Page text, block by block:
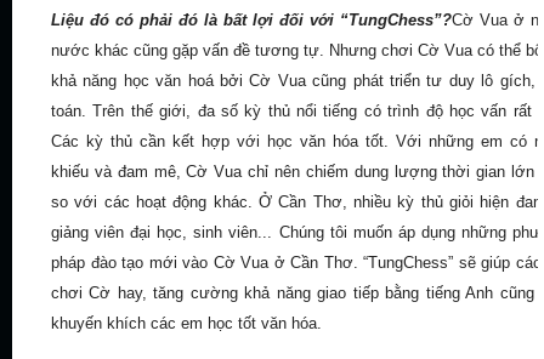
Liệu đó có phải đó là bất lợi đối với “TungChess”?Cờ Vua ở
nước khác cũng gặp vấn đề tương tự. Nhưng chơi Cờ Vua có thể
khả năng học văn hoá bởi Cờ Vua cũng phát triển tư duy lô gích,
toán. Trên thế giới, đa số kỳ thủ nổi tiếng có trình độ học vấn rất
Các kỳ thủ cần kết hợp với học văn hóa tốt. Với những em có
khiếu và đam mê, Cờ Vua chỉ nên chiếm dung lượng thời gian lớn
so với các hoạt động khác. Ở Cần Thơ, nhiều kỳ thủ giỏi hiện
giảng viên đại học, sinh viên... Chúng tôi muốn áp dụng những
pháp đào tạo mới vào Cờ Vua ở Cần Thơ. “TungChess” sẽ giúp
chơi Cờ hay, tăng cường khả năng giao tiếp bằng tiếng Anh cũng
khuyến khích các em học tốt văn hóa.